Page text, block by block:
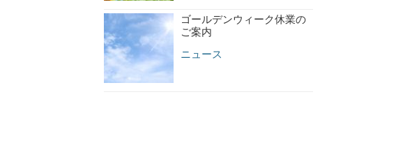
ゴールデンウィーク休業の
ご案内
ニュース